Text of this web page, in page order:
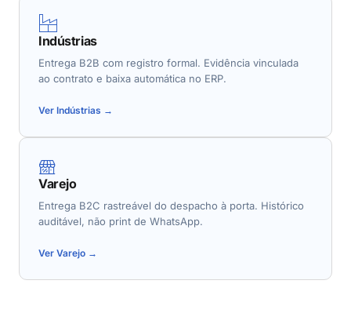
Indústrias
Entrega B2B com registro formal. Evidência vinculada
ao contrato e baixa automática no ERP.
Ver Indústrias →
Varejo
Entrega B2C rastreável do despacho à porta. Histórico
auditável, não print de WhatsApp.
Ver Varejo →